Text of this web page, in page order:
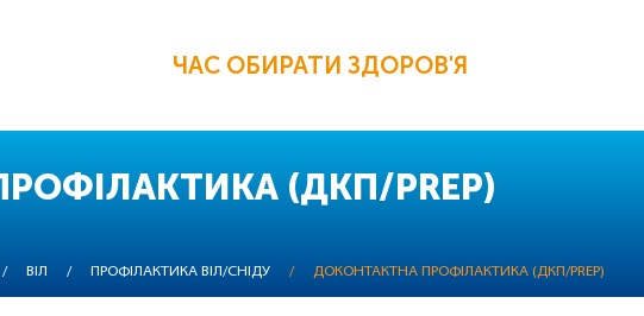
ЧАС ОБИРАТИ ЗДОРОВ'Я
(ДКП/PREP)
/ ВІЛ / ПРОФІЛАКТИКА ВІЛ/СНІДУ / ДОКОНТАКТНА ПРОФІЛАКТИКА (ДКП/PREP)